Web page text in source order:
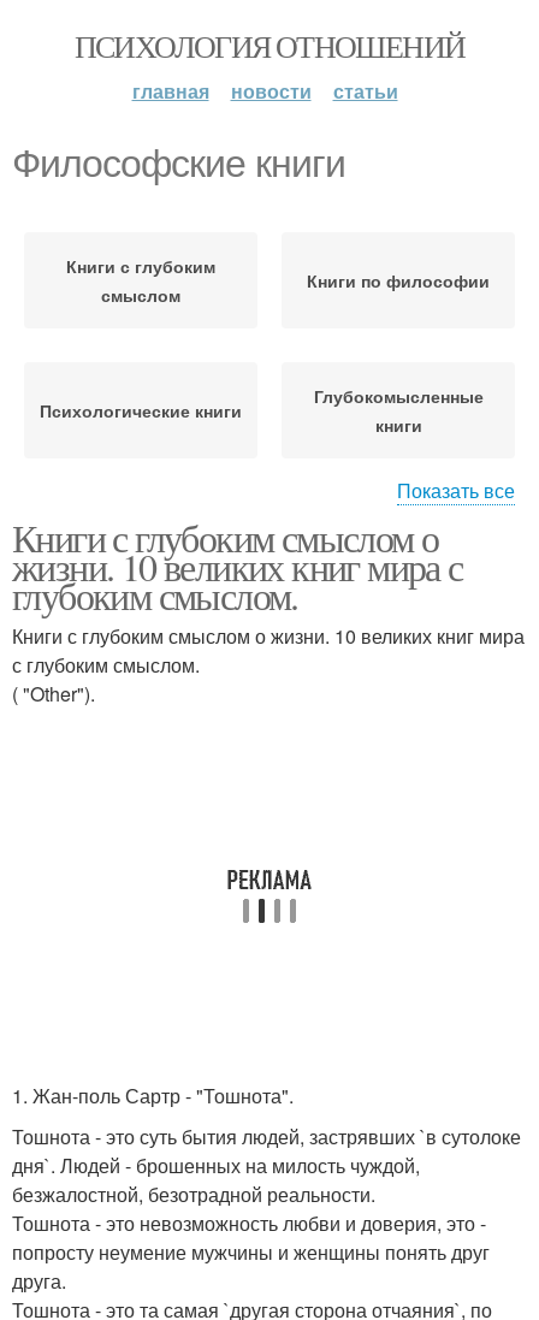
ПСИХОЛОГИЯ ОТНОШЕНИЙ
главная новости статьи
Философские книги
Книги с глубоким
смыслом
Книги по философии
Психологические книги
Глубокомысленные
книги
Философские смыслы
смыслом
Показать все
Книги с глубоким смыслом о
жизни. 10 великих книг мира с
глубоким смыслом.
Книги с глубоким смыслом о жизни. 10 великих книг мира
с глубоким смыслом.
( "Other").
1. Жан-поль Сартр - "Тошнота".
Тошнота - это суть бытия людей, застрявших `в сутолоке
дня`. Людей - брошенных на милость чуждой,
безжалостной, безотрадной реальности.
Тошнота - это невозможность любви и доверия, это -
попросту неумение мужчины и женщины понять друг
друга.
Тошнота - это та самая `другая сторона отчаяния`, по